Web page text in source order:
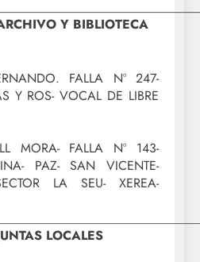
Y BIBLIOTECA
FALLA Nº 247-
Y ROS- VOCAL DE LIBRE
MORA- FALLA Nº 143-
PAZ- SAN VICENTE-
LA SEU- XEREA-
LOCALES